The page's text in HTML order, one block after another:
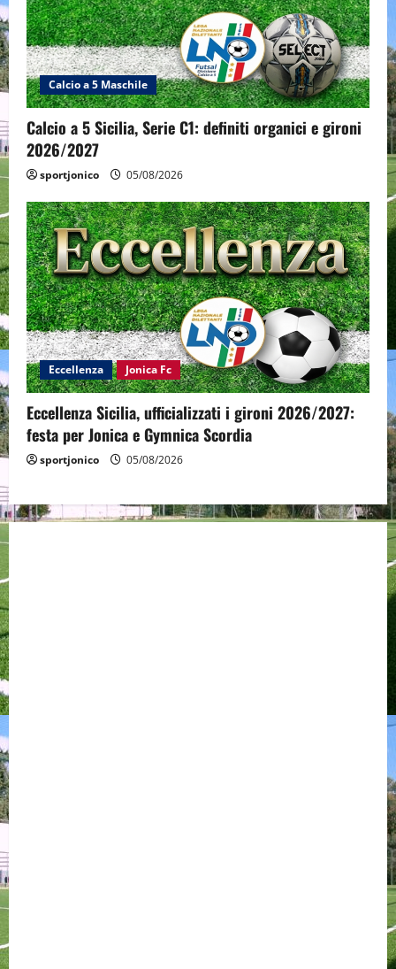
Calcio a 5 Maschile
Calcio a 5 Sicilia, Serie C1: definiti organici e gironi
2026/2027
sportjonico 05/08/2026
Eccellenza Jonica Fc
Eccellenza Sicilia, ufficializzati i gironi 2026/2027:
festa per Jonica e Gymnica Scordia
sportjonico 05/08/2026